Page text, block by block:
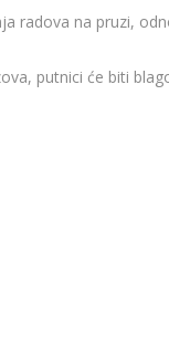
radova na pruzi,
putnici će biti